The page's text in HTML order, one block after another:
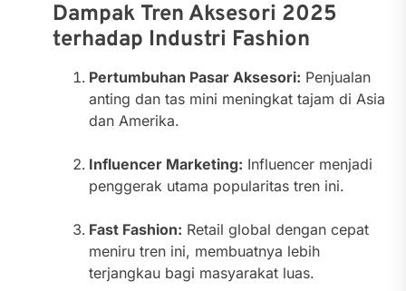
Dampak Tren Aksesori 2025
terhadap Industri Fashion
Pertumbuhan Pasar Aksesori: Penjualan
anting dan tas mini meningkat tajam di Asia
dan Amerika.
Influencer Marketing: Influencer menjadi
penggerak utama popularitas tren ini.
Fast Fashion: Retail global dengan cepat
meniru tren ini, membuatnya lebih
terjangkau bagi masyarakat luas.